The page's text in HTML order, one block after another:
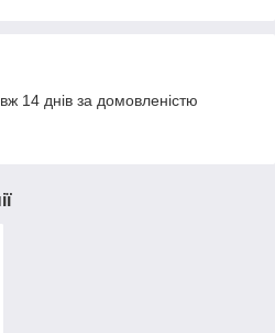
14 днів за домовленістю